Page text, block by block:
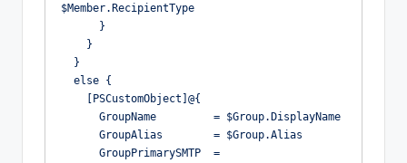
$Member.RecipientType
      }
    }
  }
  else {
    [PSCustomObject]@{
      GroupName         = $Group.DisplayName
      GroupAlias        = $Group.Alias